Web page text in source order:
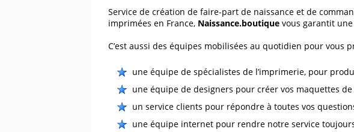
Service de création de faire-part de naissance et de
imprimées en France, Naissance.boutique vous garantit
C’est aussi des équipes mobilisées au quotidien pour vous
une équipe de spécialistes de l’imprimerie, pour
une équipe de designers pour créer vos maquettes
un service clients pour répondre à toutes vos
une équipe internet pour rendre notre service